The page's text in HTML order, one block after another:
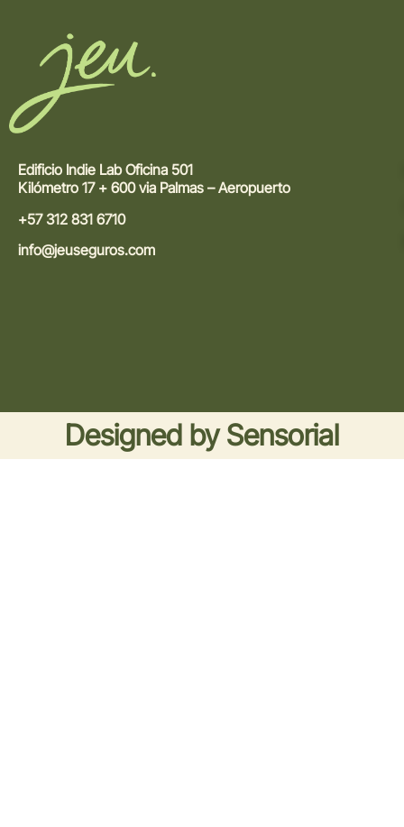
Edificio Indie Lab Oficina 501
Kilómetro 17 + 600 via Palmas – Aeropuerto
+57 312 831 6710
info@jeuseguros.com
Designed bySensorial